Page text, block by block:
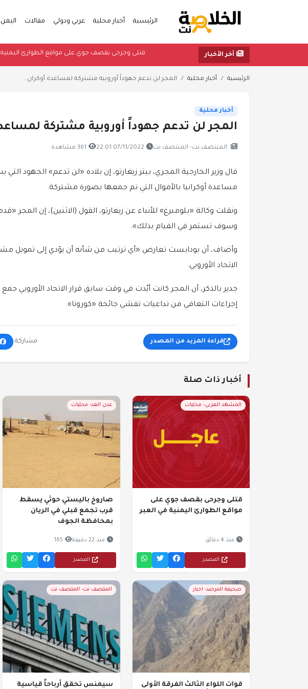
الرئيسية أخبار محلية عربي ودولي مقالات
آخر الأخبار قتلى وجرحى بقصف جوي على مواقع الطوارئ
الرئيسية أخبار محلية المجر لن تدعم جهوداً أوروبية مشتركة لمساعدة أوكران...
أخبار محلية
المجر لن تدعم جهوداً أوروبية مشتركة
المنتصف نت- المنتصف نت 07/11/2022 22:01 361 مشاهدة
قال وزير الخارجية المجري، بيتر زيغارتو، إن بلاده «لن تدعم» الجهود التي
مساعدة أوكرانيا بالأموال التي تم جمعها بصورة مشتركة.
ونقلت وكالة «بلومبرغ» للأنباء عن زيغارتو، القول (الاثنين)، إن
وسوف تستمر في القيام بذلك».
وأضاف، أن بودابست تعارض «أي ترتيب من شأنه أن يؤدي إلى تمويل
الاتحاد الأوروبي.
جدير بالذكر، أن المجر كانت أيّدت في وقت سابق قرار الاتحاد الأوروبي
إجراءات التعافي من تداعيات تفشي جائحة «كورونا».
قراءة المزيد من المصدر مشاركة:
أخبار ذات صلة
المشهد العربي- محليات
قتلى وجرحى بقصف جوي على
مواقع الطوارئ اليمنية في العبر
منذ 4 دقائق
المصدر
عدن الغد- محليات
صاروخ باليستي حوثي يسقط
قرب تجمع قبلي في الريان
بمحافظة الجوف
منذ 22 دقيقة 165
المصدر
صحيفة المرصد- اخبار
قوات اللواء الثالث الفرقة الأولى
المنتصف نت- المنتصف نت
سيمنس تحقق أرباحاً قياسية